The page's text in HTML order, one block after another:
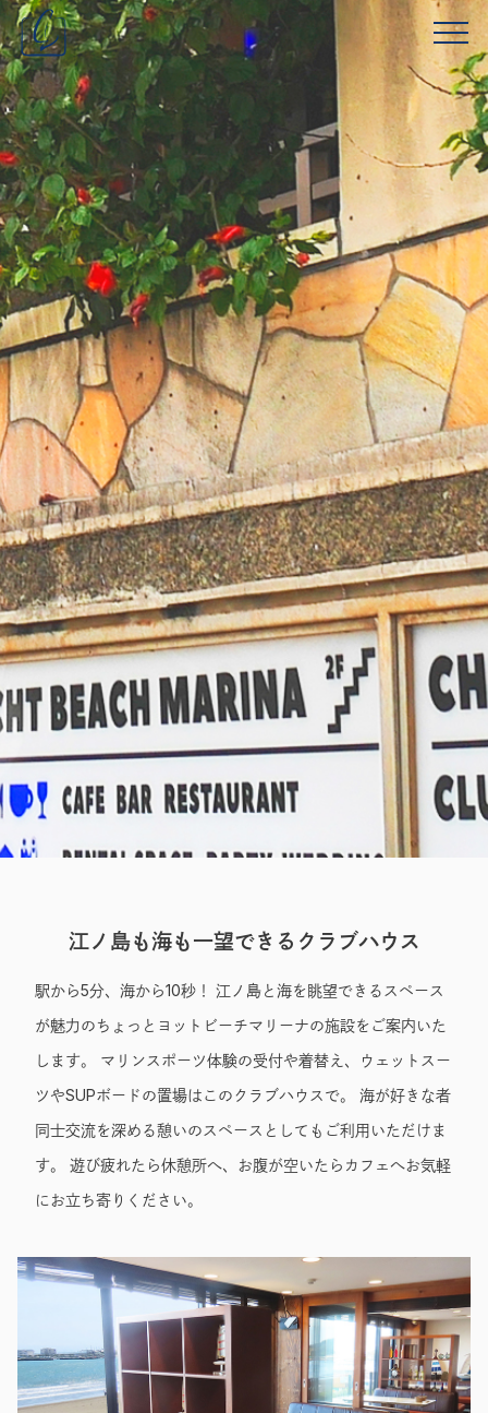
江ノ島も海も一望できるクラブハウス
駅から5分、海から10秒！ 江ノ島と海を眺望できるスペース
が魅力のちょっとヨットビーチマリーナの施設をご案内いた
します。 マリンスポーツ体験の受付や着替え、ウェットスー
ツやSUPボードの置場はこのクラブハウスで。 海が好きな者
同士交流を深める憩いのスペースとしてもご利用いただけま
す。 遊び疲れたら休憩所へ、お腹が空いたらカフェへお気軽
にお立ち寄りください。